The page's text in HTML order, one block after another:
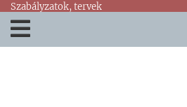
Szabályzatok, tervek
© 2018-2026. Bokod Község Honlapja